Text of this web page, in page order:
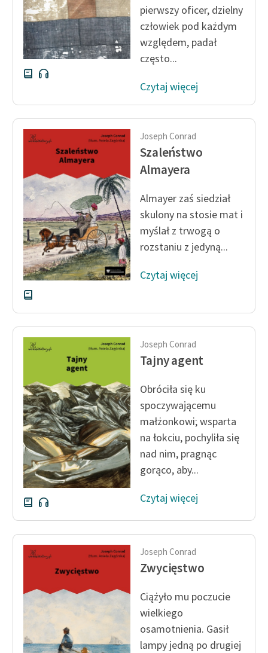
Zasady wykorzystania
Wolnych Lektur
Logotypy
Materiały promocyjne
Polityka prywatności
Regulamin biblioteki
Dane fundacji i
sprawozdania finansowe
Regulamin darowizn
Informacja o treściach
wrażliwych
Deklaracja dostępności
pierwszy oficer, dzielny
człowiek pod każdym
względem, padał
często...
Czytaj więcej
Joseph Conrad
Szaleństwo
Almayera
Almayer zaś siedział
skulony na stosie mat i
myślał z trwogą o
rozstaniu z jedyną...
Czytaj więcej
Joseph Conrad
Tajny agent
Obróciła się ku
spoczywającemu
małżonkowi; wsparta
na łokciu, pochyliła się
nad nim, pragnąc
gorąco, aby...
Czytaj więcej
Joseph Conrad
Zwycięstwo
Ciążyło mu poczucie
wielkiego
osamotnienia. Gasił
lampy jedną po drugiej